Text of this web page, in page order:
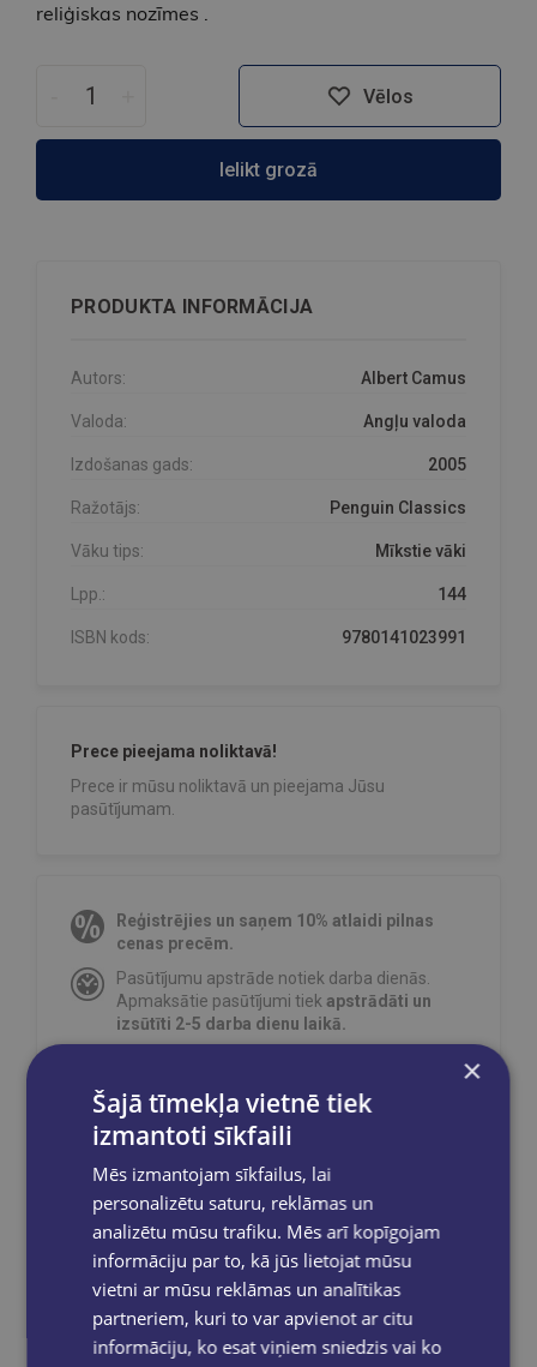
reliģiskas nozīmes .
Vēlos
Ielikt grozā
PRODUKTA INFORMĀCIJA
Autors: Albert Camus
Valoda: Angļu valoda
Izdošanas gads: 2005
Ražotājs: Penguin Classics
Vāku tips: Mīkstie vāki
Lpp.: 144
ISBN kods: 9780141023991
Prece pieejama noliktavā!
Prece ir mūsu noliktavā un pieejama Jūsu
pasūtījumam.
Reģistrējies un saņem 10% atlaidi pilnas
cenas precēm.
Pasūtījumu apstrāde notiek darba dienās.
Apmaksātie pasūtījumi tiekapstrādāti un
izsūtīti 2-5 darba dienu laikā.
Bezmaksas piegāde jebkurā GLOBUSS
grāmatnīcā 1-5 darba dienu laikā, kad
pasūtījums būs gatavs saņemšanai, saņemsi
e-pastu un/ vai SMS.
Dalies sociālajos tīklos:
×
Šajā tīmekļa vietnē tiek
izmantoti sīkfaili
Mēs izmantojam sīkfailus, lai
personalizētu saturu, reklāmas un
analizētu mūsu trafiku. Mēs arī kopīgojam
informāciju par to, kā jūs lietojat mūsu
vietni ar mūsu reklāmas un analītikas
partneriem, kuri to var apvienot ar citu
informāciju, ko esat viņiem sniedzis vai ko